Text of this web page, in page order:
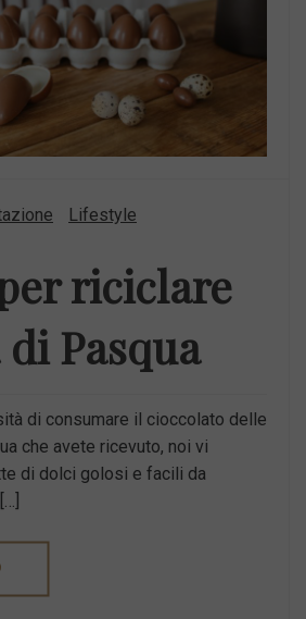
Lifestyle
riciclare
Pasqua
di consumare il cioccolato delle
che avete ricevuto, noi vi
di dolci golosi e facili da